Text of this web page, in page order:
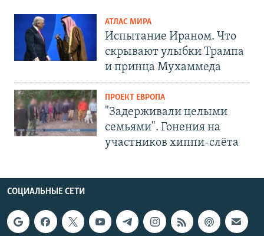
АТЛАС МИРА
Испытание Ираном. Что
скрывают улыбки Трампа
и принца Мухаммеда
ПРОЕКТ ЕВРОПА
"Задерживали целыми
семьями". Гонения на
участников хиппи-слёта
СОЦИАЛЬНЫЕ СЕТИ